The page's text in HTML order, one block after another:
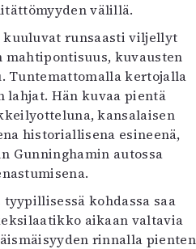
välillä.
runsaasti viljellyt
kuvausten
Tuntemattomalla kertojalla
lahjat. Hän kuvaa pientä
kansalaisen
historiallisena esineenä,
Gunninghamin autossa
kohdassa saa
aikaan valtavia
rinnalla pienten